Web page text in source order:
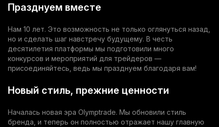
Празднуем вместе
Нам 10 лет. Это возможность не только оглянуться назад,
но и сделать шаг навстречу будущему. В честь
десятилетия платформы мы подготовили много
конкурсов и мероприятий для трейдеров —
присоединяйтесь, ведь мы празднуем благодаря вам!
Новый стиль, прежние ценности
Началась новая эра Olymptrade. Мы обновили стиль
бренда, и теперь он полностью отражает нашу главную